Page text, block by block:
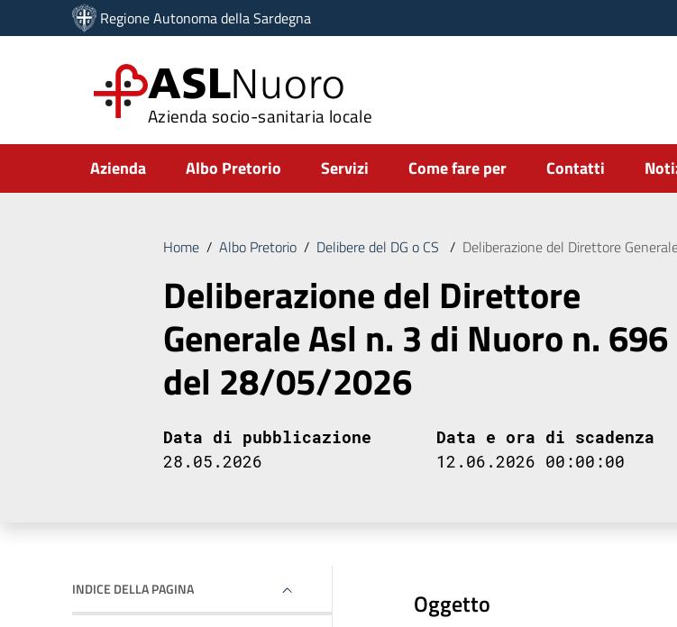
Vai ai contenuti
Vai al menu di navigazione
Regione Autonoma della Sardegna
ASLNuoro
Azienda socio-sanitaria locale
Submenu
Azienda Albo Pretorio Servizi Come fare per Contatti
Home / Albo Pretorio / Delibere del DG o CS / Deliberazione del Direttore
Deliberazione del Direttore
Generale Asl n. 3 di Nuoro n. 696
del 28/05/2026
Data di pubblicazione
28.05.2026
Data e ora di scadenza
12.06.2026 00:00:00
INDICE DELLA PAGINA Oggetto